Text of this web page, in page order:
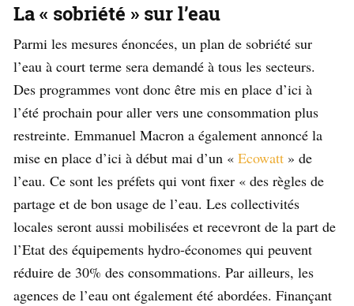
La « sobriété » sur l’eau
Parmi les mesures énoncées, un plan de sobriété sur
l’eau à court terme sera demandé à tous les secteurs.
Des programmes vont donc être mis en place d’ici à
l’été prochain pour aller vers une consommation plus
restreinte. Emmanuel Macron a également annoncé la
mise en place d’ici à début mai d’un « Ecowatt » de
l’eau. Ce sont les préfets qui vont fixer « des règles de
partage et de bon usage de l’eau. Les collectivités
locales seront aussi mobilisées et recevront de la part de
l’Etat des équipements hydro-économes qui peuvent
réduire de 30% des consommations. Par ailleurs, les
agences de l’eau ont également été abordées. Finançant